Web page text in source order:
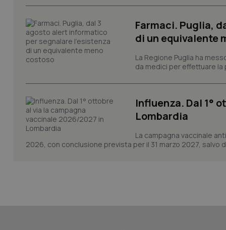
Farmaci. Puglia,
di un equivalente
La Regione Puglia ha
da medici per effettuare la
Influenza. Dal 1°
Lombardia
La campagna vaccinale
2026, con conclusione prevista per il 31 marzo 2027, salvo
tracking-enable
tracking-sites-